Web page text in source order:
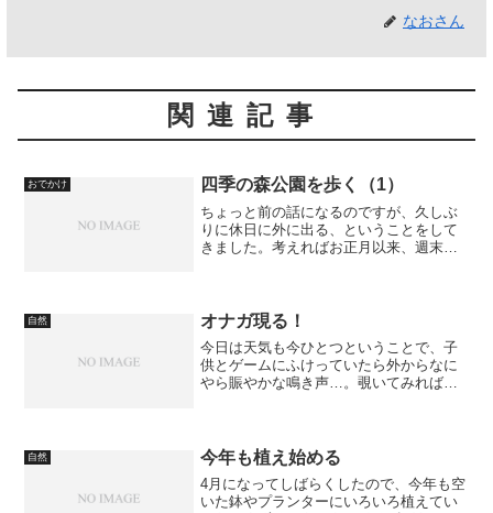
なおさん
関連記事
おでかけ 四季の森公園を歩く（1）
ちょっと前の話になるのですが、久しぶ
りに休日に外に出る、ということをして
きました。考えればお正月以来、週末に
公園」に行ってきました。...
自然 オナガ現る！
今日は天気も今ひとつということで、子
供とゲームにふけっていたら外からなに
やら賑やかな鳴き声…。覗いてみれば、
た。だが、ツーショットはな...
自然 今年も植え始める
4月になってしばらくしたので、今年も空
いた鉢やプランターにいろいろ植えてい